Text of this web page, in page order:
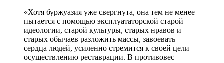
«Хотя буржуазия уже свергнута, она тем не менее
пытается с помощью эксплуататорской старой
идеологии, старой культуры, старых нравов и
старых обычаев разложить массы, завоевать
сердца людей, усиленно стремится к своей цели —
осуществлению реставрации. В противовес